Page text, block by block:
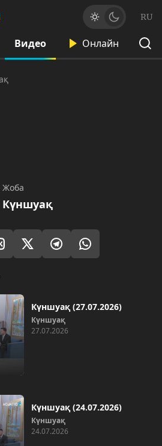
RU
Видео Онлайн
Жоба
Күншуақ
Күншуақ (27.07.2026)
Күншуақ
27.07.2026
Күншуақ (24.07.2026)
Күншуақ
24.07.2026